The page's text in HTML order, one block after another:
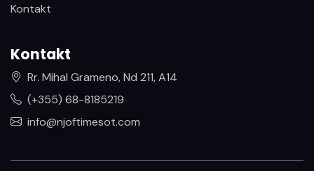
Kontakt
Kontakt
Rr. Mihal Grameno, Nd 211, A14
(+355) 68-8185219
info@njoftimesot.com